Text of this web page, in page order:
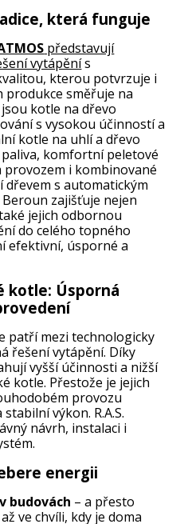
která funguje
představují
vytápěnís
kterou potvrzuje i
produkce směřuje na
kotle na dřevo
s vysokou účinností a
kotle na uhlí a dřevo
komfortní peletové
i kombinované
s automatickým
Beroun zajišťuje nejen
jejich odbornou
do celého topného
efektivní, úsporné a
kotle: Úsporná
patří mezi technologicky
řešení vytápění. Díky
vyšší účinnosti a nižší
kotle. Přestože je jejich
provozu
výkon. R.A.S.
návrh, instalaci i
energii
budovách – a přesto
ve chvíli, kdy je doma